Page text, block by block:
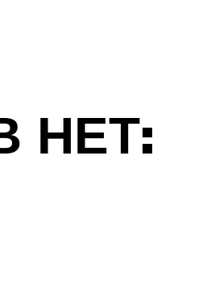
НЕТ: